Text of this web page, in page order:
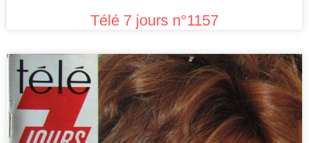
Télé 7 jours n°1157